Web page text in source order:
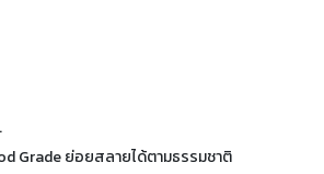
Grade ย่อยสลายได้ตามธรรมชาติ